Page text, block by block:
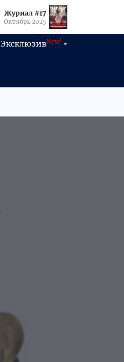
Журнал #17
Октябрь 2025
ЭксклюзивNew!